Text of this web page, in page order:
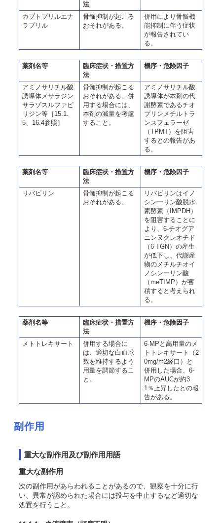
法
カプトプリルエナ
ラプリル
骨髄抑制が起こる
おそれがある。
併用により骨髄機
能抑制に伴う症状
が報告されてい
る。
薬剤名等
臨床症状・措置方
法
機序・危険因子
アミノサリチル酸
誘導体メサラジン
サラゾスルファピ
リジン等［15.1.
5、16.4参照］
骨髄抑制が起こる
おそれがある。併
用する場合には、
本剤の減量を考慮
すること。
アミノサリチル酸
誘導体が本剤の代
謝酵素であるチオ
プリンメチルトラ
ンスフェラーゼ
（TPMT）を阻害
するとの報告があ
る。
薬剤名等
臨床症状・措置方
法
機序・危険因子
リバビリン
骨髄抑制が起こる
おそれがある。
リバビリンはイノ
シン一リン酸脱水
素酵素（IMPDH）
を阻害することに
より、6-チオグア
ニンヌクレオチド
（6-TGN）の産生
が低下し、代謝産
物のメチルチオイ
ノシン一リン酸
（meTIMP）が蓄
積すると考えられ
る。
薬剤名等
臨床症状・措置方
法
機序・危険因子
メトトレキサート
併用する場合に
は、適切な白血球
数を維持するよう
用量を調節するこ
と。
6-MPと高用量のメ
トトレキサート（2
0mg/m2経口）と
併用した場合、6-
MPのAUCが約3
1％上昇したとの報
告がある。
副作用
重大な副作用及び副作用用語
重大な副作用
次の副作用があらわれることがあるので、観察を十分に行
い、異常が認められた場合には投与を中止するなど適切な
処置を行うこと。